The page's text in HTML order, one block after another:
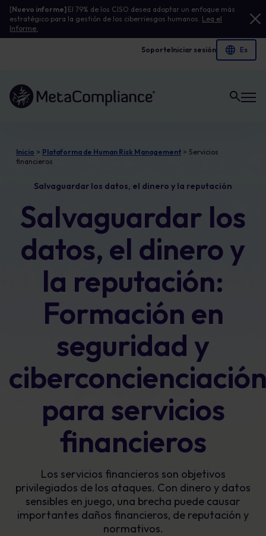
[Nuevo informe] El 79% de los CISO desea adoptar un enfoque más
estratégico para la gestión de los ciberriesgos humanos. Lea el
Informe.
SoporteIniciar sesión
Enlace a la página de inicio
Inicio > Plataforma de Human Risk Management > Servicios
financieros
Salvaguardar los datos, el dinero y la reputación
Salvaguardar los
datos, el dinero y
la reputación:
Formación en
seguridad y
para servicios
financieros
Los servicios financieros son objetivos
privilegiados de los ataques. Con dinero y datos
sensibles en juego, una brecha puede causar
importantes daños financieros, de reputación y
normativos.